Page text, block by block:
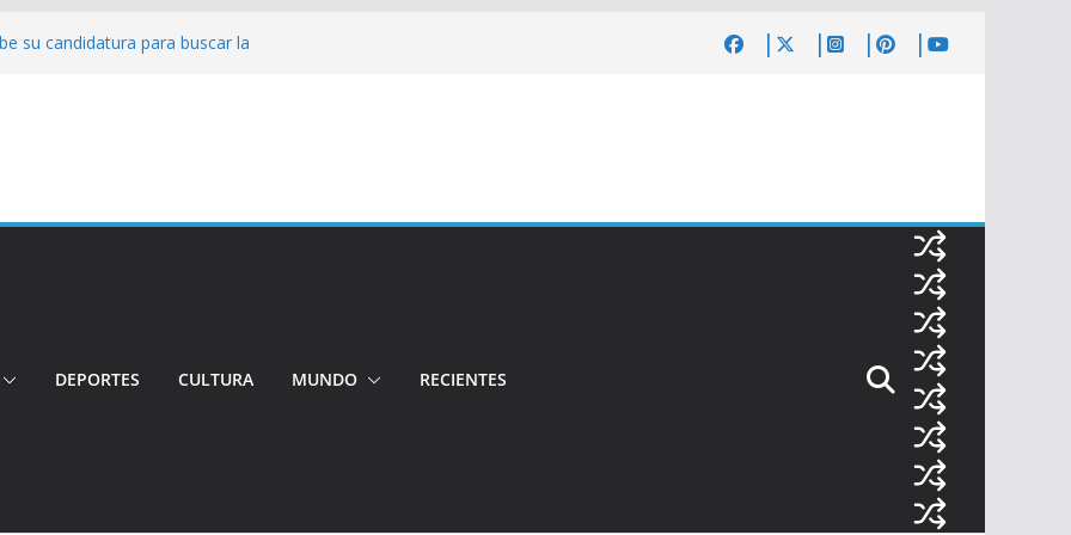
su candidatura para buscar la
Investigan crimen de un hombre en el
e incidentes marcaron la
DEPORTES CULTURA MUNDO RECIENTES